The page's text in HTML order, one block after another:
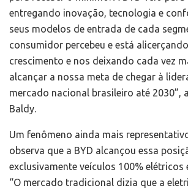
entregando inovação, tecnologia e
seus modelos de entrada de cada
consumidor percebeu e está
crescimento e nos deixando cada vez
alcançar a nossa meta de chegar à
mercado nacional brasileiro até 2030”,
Baldy.
Um fenômeno ainda mais
observa que a BYD alcançou essa
exclusivamente veículos 100% elétricos
“O mercado tradicional dizia que a